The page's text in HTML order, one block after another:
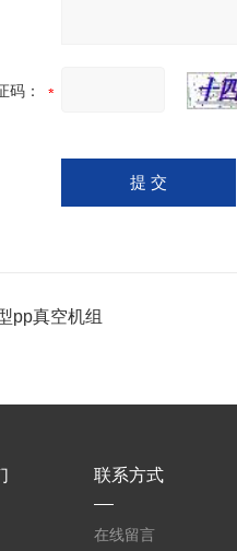
码：
pp真空机组
联系方式
在线留言